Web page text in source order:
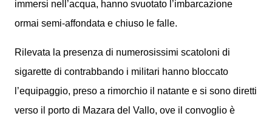
immersi nell’acqua, hanno svuotato l’imbarcazione
ormai semi-affondata e chiuso le falle.
Rilevata la presenza di numerosissimi scatoloni di
sigarette di contrabbando i militari hanno bloccato
l’equipaggio, preso a rimorchio il natante e si sono diretti
verso il porto di Mazara del Vallo, ove il convoglio è